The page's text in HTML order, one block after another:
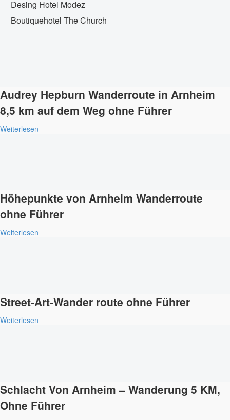
Desing Hotel Modez
Boutiquehotel The Church
Audrey Hepburn Wanderroute in Arnheim
8,5 km auf dem Weg ohne Führer
Weiterlesen
Höhepunkte von Arnheim Wanderroute
ohne Führer
Weiterlesen
Street-Art-Wander route ohne Führer
Weiterlesen
Schlacht Von Arnheim – Wanderung 5 KM,
Ohne Führer